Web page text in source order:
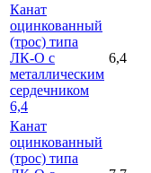
Канат
оцинкованный
(трос) типа
ЛК-О с
металлическим
сердечником
6,4
6,4
Канат
оцинкованный
(трос) типа